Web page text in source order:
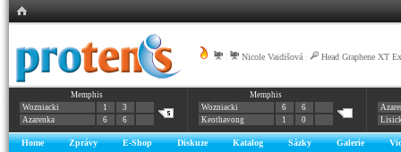
Nicole Vaidišová Head Graphene XT
Memphis
Wozniacki
1
3
Azarenka
6 6
Memphis
Wozniacki
6
6
Keothavong
1 0
Home Zprávy E-Shop Diskuze Katalog Sázky Galerie